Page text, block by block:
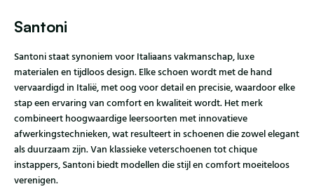
Santoni
Santoni staat synoniem voor Italiaans vakmanschap, luxe
materialen en tijdloos design. Elke schoen wordt met de hand
vervaardigd in Italië, met oog voor detail en precisie, waardoor elke
stap een ervaring van comfort en kwaliteit wordt. Het merk
combineert hoogwaardige leersoorten met innovatieve
afwerkingstechnieken, wat resulteert in schoenen die zowel elegant
als duurzaam zijn. Van klassieke veterschoenen tot chique
instappers, Santoni biedt modellen die stijl en comfort moeiteloos
verenigen.